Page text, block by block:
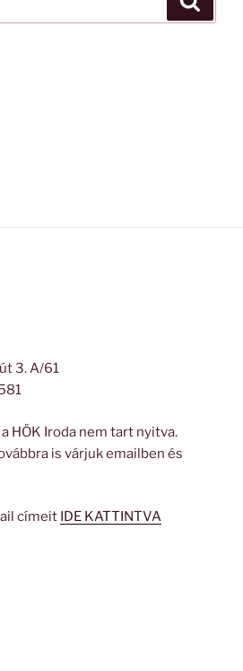
3. A/61
HÖK Iroda nem tart nyitva.
is várjuk emailben és
címeit IDE KATTINTVA